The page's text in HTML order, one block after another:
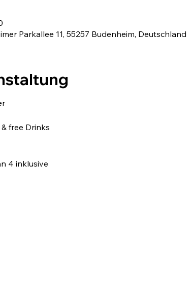
Parkallee 11, 55257 Budenheim, Deutschland
free Drinks
4 inklusive